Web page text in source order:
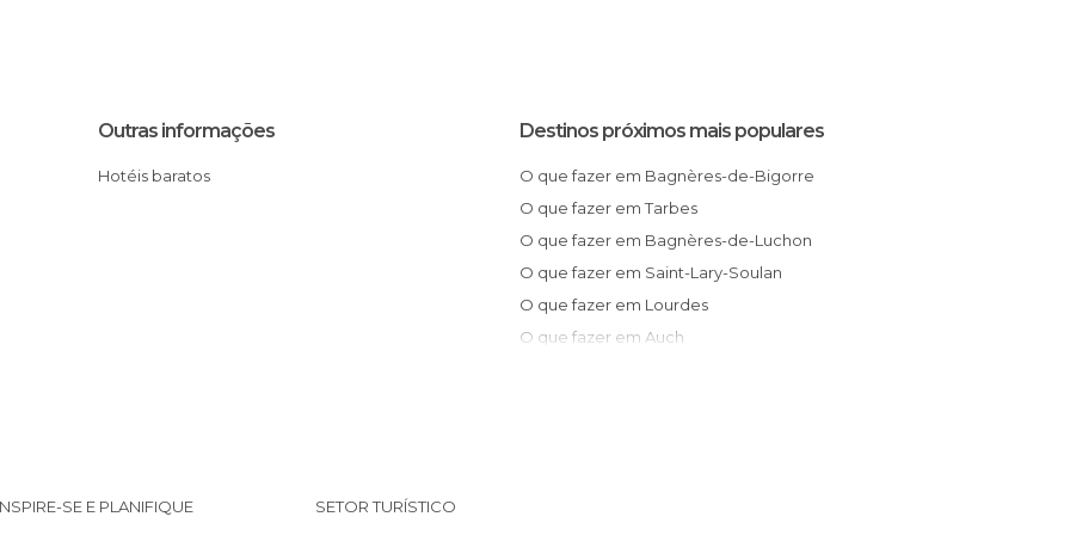
Outras informações
Hotéis baratos
Destinos próximos mais populares
O que fazer em Bagnères-de-Bigorre
O que fazer em Tarbes
O que fazer em Bagnères-de-Luchon
O que fazer em Saint-Lary-Soulan
O que fazer em Lourdes
O que fazer em Auch
SE E PLANIFIQUE SETOR TURÍSTICO